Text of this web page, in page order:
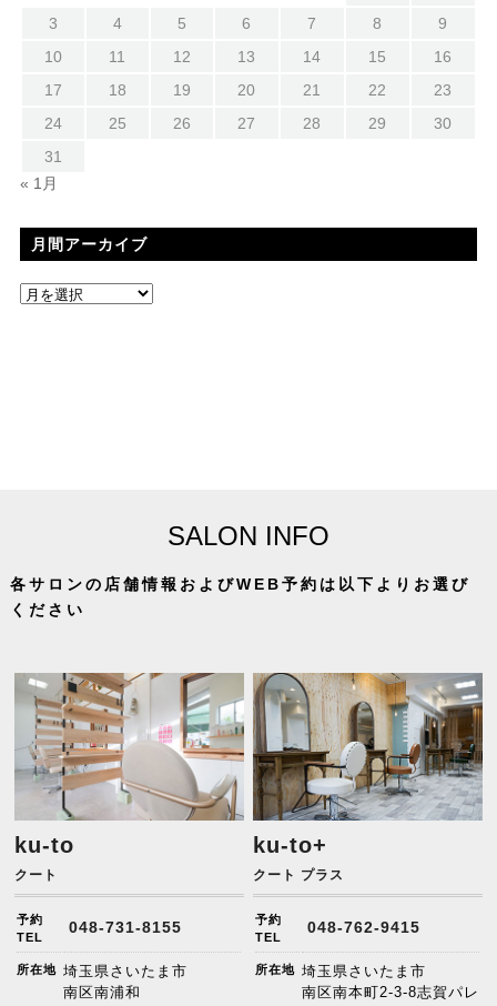
3
4 5 6 7 8
9
10
11 12 13 14 15
16
17
18 19 20 21 22
23
24
25 26 27 28 29
30
31
« 1月
月間アーカイブ
SALON INFO
各サロンの店舗情報およびWEB予約は以下よりお選び
ください
ku-to
クート
予約
TEL
048-731-8155
所在地 埼玉県さいたま市
南区南浦和
ku-to+
クート プラス
予約
TEL
048-762-9415
所在地 埼玉県さいたま市
南区南本町2-3-8志賀パレ